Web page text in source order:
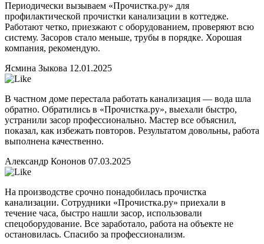
Периодически вызываем «Прочистка.ру» для
профилактической прочистки канализации в коттедже.
Работают четко, приезжают с оборудованием, проверяют всю
систему. Засоров стало меньше, трубы в порядке. Хорошая
компания, рекомендую.
Ясмина Зыкова 12.01.2025
В частном доме перестала работать канализация — вода шла
обратно. Обратились в «Прочистка.ру», выехали быстро,
устранили засор профессионально. Мастер все объяснил,
показал, как избежать повторов. Результатом довольны, работа
выполнена качественно.
Александр Кононов 07.03.2025
На производстве срочно понадобилась прочистка
канализации. Сотрудники «Прочистка.ру» приехали в
течение часа, быстро нашли засор, использовали
спецоборудование. Все заработало, работа на объекте не
остановилась. Спасибо за профессионализм.